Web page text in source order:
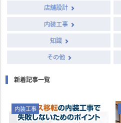
店舗設計
内装工事
知識
その他
新着記事一覧
内装工事